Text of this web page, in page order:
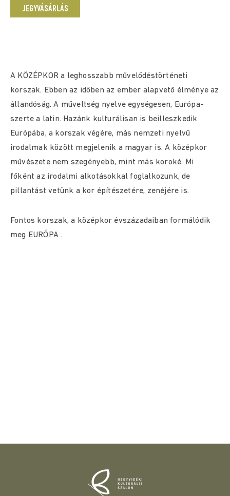
JEGYVÁSÁRLÁS
A KÖZÉPKOR a leghosszabb művelődéstörténeti
korszak. Ebben az időben az ember alapvető élménye az
állandóság. A műveltség nyelve egységesen, Európa-
szerte a latin. Hazánk kulturálisan is beilleszkedik
Európába, a korszak végére, más nemzeti nyelvű
irodalmak között megjelenik a magyar is. A középkor
művészete nem szegényebb, mint más koroké. Mi
főként az irodalmi alkotásokkal foglalkozunk, de
pillantást vetünk a kor építészetére, zenéjére is.
Fontos korszak, a középkor évszázadaiban formálódik
meg EURÓPA .